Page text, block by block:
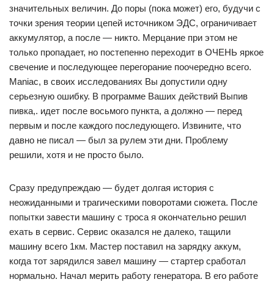
значительных величин. До поры (пока может) его, будучи с
точки зрения теории цепей источником ЭДС, ограничивает
аккумулятор, а после — никто. Мерцание при этом не
только пропадает, но постепенно переходит в ОЧЕНЬ яркое
свечение и последующее перегорание поочередно всего.
Maniac, в своих исследованиях Вы допустили одну
серьезную ошибку. В программе Ваших действий Выпив
пивка,. идет после восьмого пункта, а должно — перед
первым и после каждого последующего. Извините, что
давно не писал — был за рулем эти дни. Проблему
решили, хотя и не просто было.
Сразу предупреждаю — будет долгая история с
неожиданными и трагическими поворотами сюжета. После
попытки завести машину с троса я окончательно решил
ехать в сервис. Сервис оказался не далеко, тащили
машину всего 1км. Мастер поставил на зарядку аккум,
когда тот зарядился завел машину — стартер сработал
нормально. Начал мерить работу генератора. В его работе